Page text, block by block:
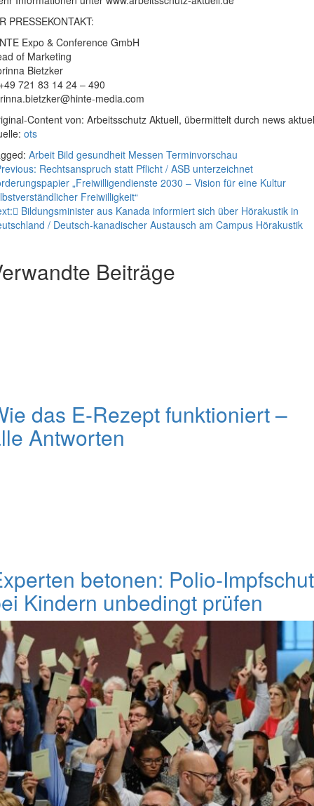
PRESSEKONTAKT:
Expo & Conference GmbH
of Marketing
Bietzker
721 83 14 24 – 490
media.com
Content von: Arbeitsschutz Aktuell, übermittelt durch news
ots
Arbeit Bild gesundheit Messen Terminvorschau
Rechtsanspruch statt Pflicht / ASB unterzeichnet
„Freiwilligendienste 2030 – Vision für eine Kultur
Freiwilligkeit“
Bildungsminister aus Kanada informiert sich über Hörakustik in
/ Deutsch-kanadischer Austausch am Campus Hörakustik
Beiträge
das E-Rezept funktioniert –
Antworten
betonen: Polio-
Kindern unbedingt prüfen